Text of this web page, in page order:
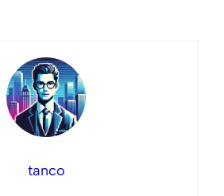
tanco